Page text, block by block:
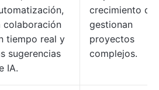
colaboración
tiempo real y
sugerencias
IA.
crecimiento
gestionan
proyectos
complejos.